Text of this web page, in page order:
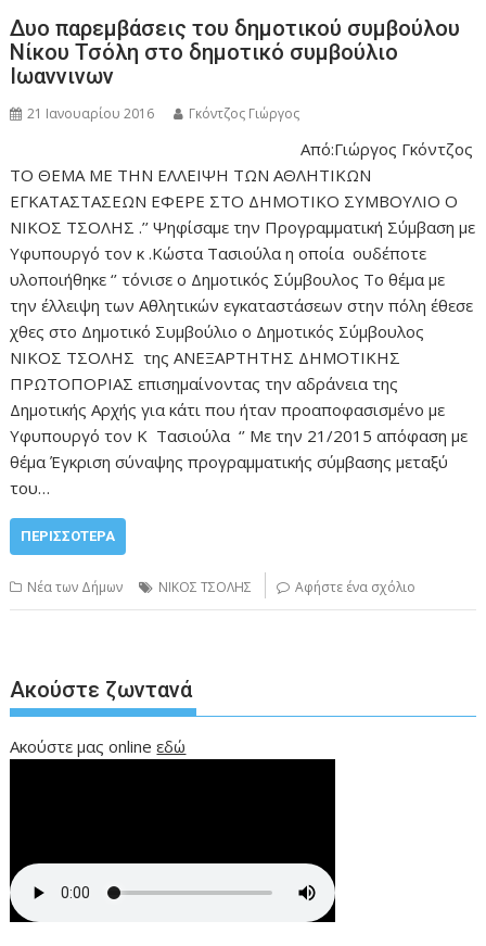
Δυο παρεμβάσεις του δημοτικού συμβούλου
Νίκου Τσόλη στο δημοτικό συμβούλιο
Ιωαννινων
21 Ιανουαρίου 2016 Γκόντζος Γιώργος
Από:Γιώργος Γκόντζος
ΤΟ ΘΕΜΑ ΜΕ ΤΗΝ ΕΛΛΕΙΨΗ ΤΩΝ ΑΘΛΗΤΙΚΩΝ
ΕΓΚΑΤΑΣΤΑΣΕΩΝ ΕΦΕΡΕ ΣΤΟ ΔΗΜΟΤΙΚΟ ΣΥΜΒΟΥΛΙΟ Ο
ΝΙΚΟΣ ΤΣΟΛΗΣ .’’ Ψηφίσαμε την Προγραμματική Σύμβαση με
Υφυπουργό τον κ .Κώστα Τασιούλα η οποία ουδέποτε
υλοποιήθηκε ‘’ τόνισε ο Δημοτικός Σύμβουλος Το θέμα με
την έλλειψη των Αθλητικών εγκαταστάσεων στην πόλη έθεσε
χθες στο Δημοτικό Συμβούλιο ο Δημοτικός Σύμβουλος
ΝΙΚΟΣ ΤΣΟΛΗΣ της ΑΝΕΞΑΡΤΗΤΗΣ ΔΗΜΟΤΙΚΗΣ
ΠΡΩΤΟΠΟΡΙΑΣ επισημαίνοντας την αδράνεια της
Δημοτικής Αρχής για κάτι που ήταν προαποφασισμένο με
Υφυπουργό τον Κ Τασιούλα ‘’ Με την 21/2015 απόφαση με
θέμα Έγκριση σύναψης προγραμματικής σύμβασης μεταξύ
του…
ΠΕΡΙΣΣΌΤΕΡΑ
Νέα των Δήμων ΝΙΚΟΣ ΤΣΟΛΗΣ Αφήστε ένα σχόλιο
Ακούστε ζωντανά
Ακούστε μας onlineεδώ